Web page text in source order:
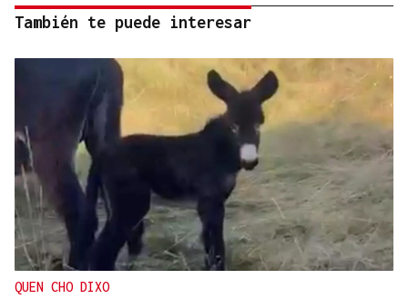
También te puede interesar
QUEN CHO DIXO